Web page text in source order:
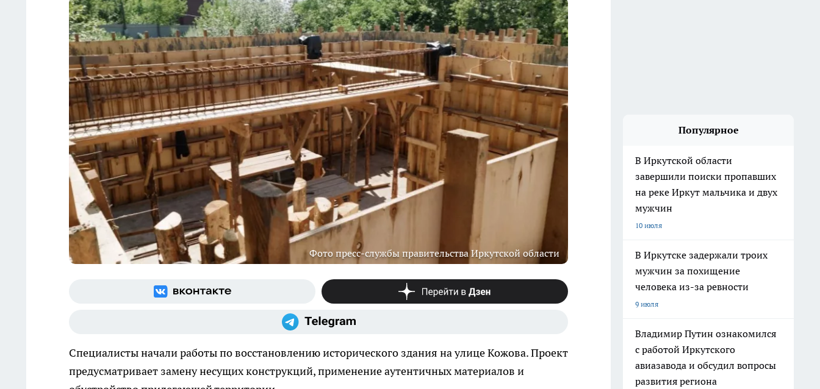
Фото пресс-службы правительства Иркутской области
Специалисты начали работы по восстановлению исторического здания на улице Кожова. Проект
предусматривает замену несущих конструкций, применение аутентичных материалов и
Популярное
В Иркутской области
завершили поиски пропавших
на реке Иркут мальчика и двух
мужчин
10 июля
В Иркутске задержали троих
мужчин за похищение
человека из-за ревности
9 июля
Владимир Путин ознакомился
с работой Иркутского
авиазавода и обсудил вопросы
развития региона